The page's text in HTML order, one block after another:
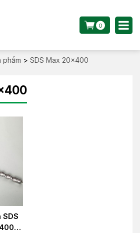
0
phẩm > SDS Max 20x400